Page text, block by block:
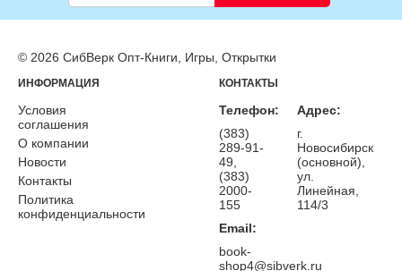
© 2026 СибВерк Опт-Книги, Игры, Открытки
ИНФОРМАЦИЯ
Условия
соглашения
О компании
Новости
Контакты
Политика
конфиденциальности
КОНТАКТЫ
Телефон:
(383)
289-91-
49,
(383)
2000-
155
Email:
book-
shop4@sibverk.ru
Адрес:
г.
Новосибирск
(основной),
ул.
Линейная,
114/3